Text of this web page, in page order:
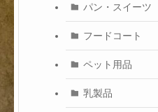
パン・スイーツ
フードコート
ペット用品
乳製品